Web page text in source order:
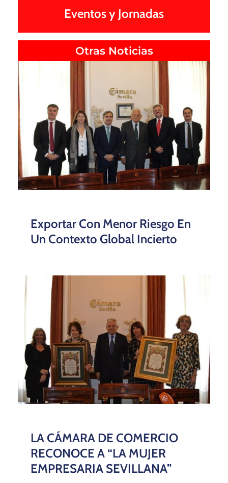
Eventos y Jornadas
Otras Noticias
Exportar Con Menor Riesgo En
Un Contexto Global Incierto
LA CÁMARA DE COMERCIO
RECONOCE A “LA MUJER
EMPRESARIA SEVILLANA”